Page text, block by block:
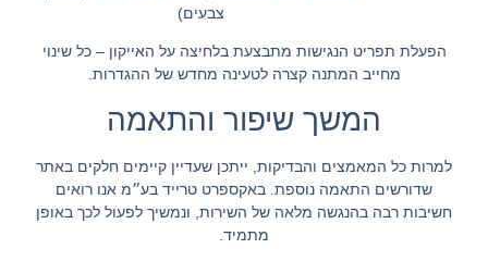
צבעים)
הפעלת תפריט הנגישות מתבצעת בלחיצה על האייקון – כל שינוי
מחייב המתנה קצרה לטעינה מחדש של ההגדרות.
המשך שיפור והתאמה
למרות כל המאמצים והבדיקות, ייתכן שעדיין קיימים חלקים באתר
שדורשים התאמה נוספת. באקספרט טרייד בע״מ אנו רואים
חשיבות רבה בהנגשה מלאה של השירות, ונמשיך לפעול לכך באופן
מתמיד.